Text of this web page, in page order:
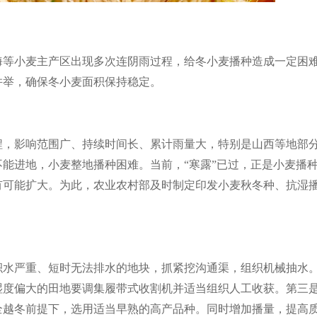
小麦主产区出现多次连阴雨过程，给冬小麦播种造成一定困
，确保冬小麦面积保持稳定。
影响范围广、持续时间长、累计雨量大，特别是山西等地部
进地，小麦整地播种困难。当前，“寒露”已过，正是小麦播
能扩大。为此，农业农村部及时制定印发小麦秋冬种、抗湿
严重、短时无法排水的地块，抓紧挖沟通渠，组织机械抽水
偏大的田地要调集履带式收割机并适当组织人工收获。第三
冬前提下，选用适当早熟的高产品种。同时增加播量，提高